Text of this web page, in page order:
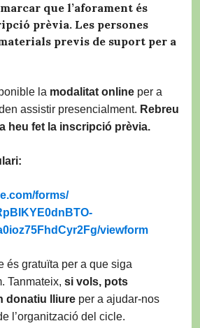
que l’aforament és
prèvia. Les persones
previs de suport per a
la modalitat online per a
assistir presencialment. Rebreu
heu fet la inscripció prèvia.
forms/
g/viewform
és gratuïta per a que siga
Tanmateix, si vols, pots
donatiu lliure per a ajudar-nos
l’organització del cicle.